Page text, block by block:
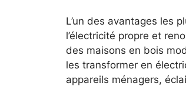
L’un⁢ des ​avantages les
l’électricité propre et
des maisons ⁢en⁣ bois
les transformer en
appareils ⁤ménagers,